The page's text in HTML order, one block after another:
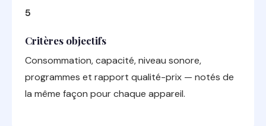
5
Critères objectifs
Consommation, capacité, niveau sonore,
programmes et rapport qualité-prix — notés de
la même façon pour chaque appareil.